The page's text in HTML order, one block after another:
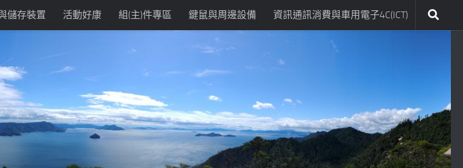
儲存裝置 活動好康 組(主)件專區 鍵鼠與周邊設備 資訊通訊消費與車用電子4C(ICT)